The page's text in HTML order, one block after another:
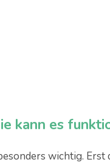
kann es
wichtig.